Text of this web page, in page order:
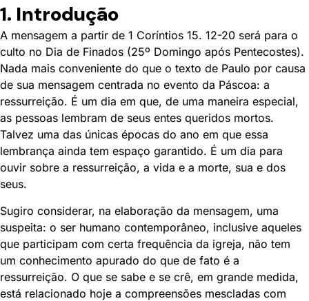
1. Introdução
A mensagem a partir de 1 Coríntios 15. 12-20 será para o
culto no Dia de Finados (25º Domingo após Pentecostes).
Nada mais conveniente do que o texto de Paulo por causa
de sua mensagem centrada no evento da Páscoa: a
ressurreição. É um dia em que, de uma maneira especial,
as pessoas lembram de seus entes queridos mortos.
Talvez uma das únicas épocas do ano em que essa
lembrança ainda tem espaço garantido. É um dia para
ouvir sobre a ressurreição, a vida e a morte, sua e dos
seus.
Sugiro considerar, na elaboração da mensagem, uma
suspeita: o ser humano contemporâneo, inclusive aqueles
que participam com certa frequência da igreja, não tem
um conhecimento apurado do que de fato é a
ressurreição. O que se sabe e se crê, em grande medida,
está relacionado hoje a compreensões mescladas com